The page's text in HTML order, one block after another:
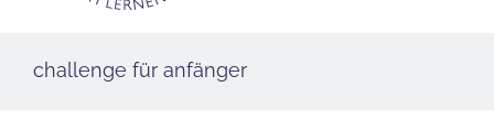
challenge für anfänger